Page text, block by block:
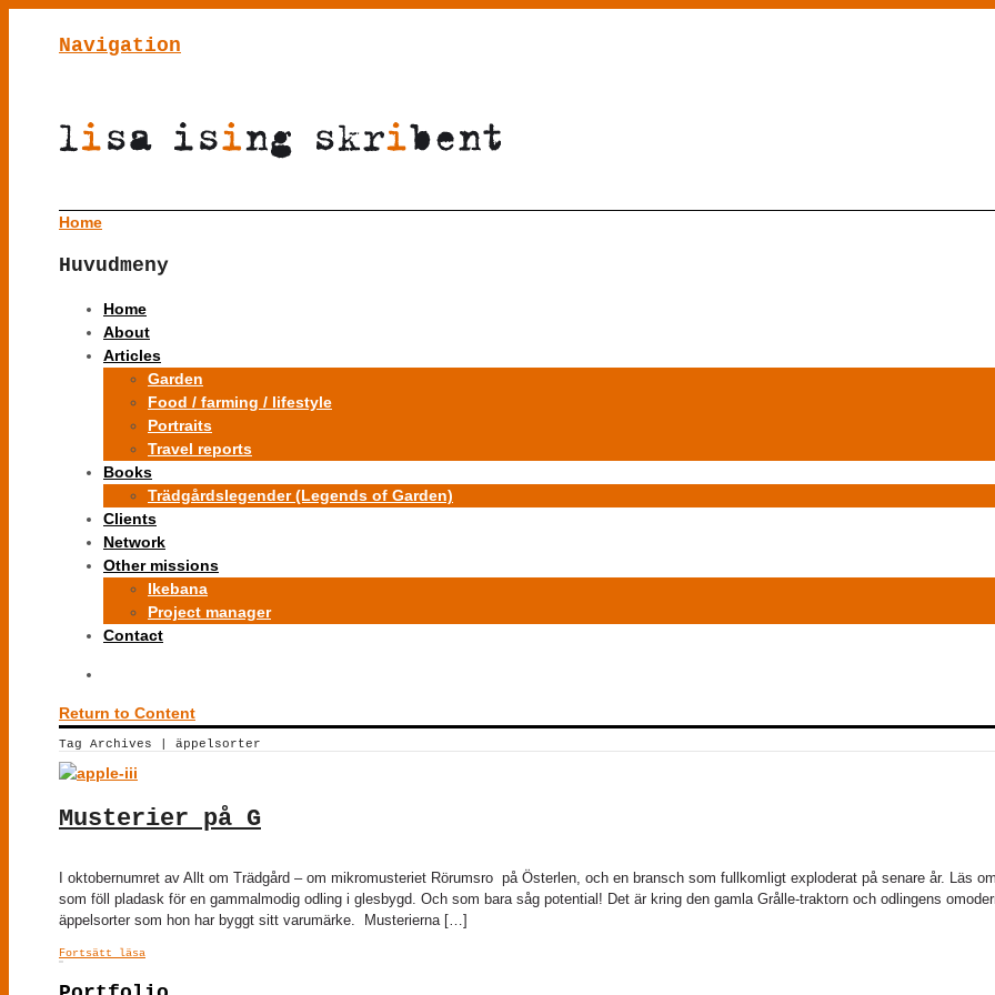
Navigation
Home
Huvudmeny
Home
About
Articles
Garden
Food / farming / lifestyle
Portraits
Travel reports
Books
Trädgårdslegender (Legends of Garden)
Clients
Network
Other missions
Ikebana
Project manager
Contact
Return to Content
Tag Archives | äppelsorter
Musterier på G
I oktobernumret av Allt om Trädgård – om mikromusteriet Rörumsro på Österlen, och en bransch som fullkomligt exploderat på senare år. Läs
som föll pladask för en gammalmodig odling i glesbygd. Och som bara såg potential! Det är kring den gamla Grålle-traktorn och odlingens
äppelsorter som hon har byggt sitt varumärke. Musterierna […]
Fortsätt läsa